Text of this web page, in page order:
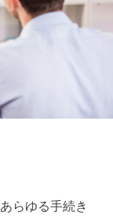
らゆる手続き